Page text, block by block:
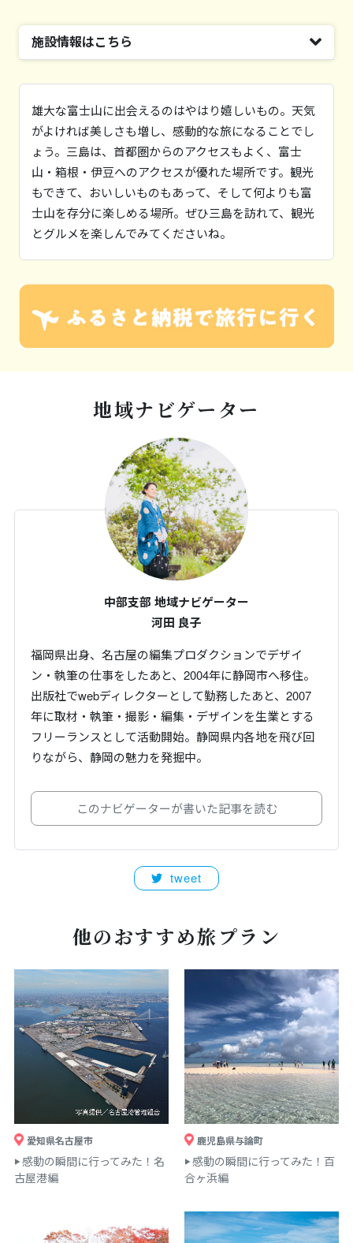
施設情報はこちら
住所
静岡県三島市大社前18-1
電話番号
055-972-3888
営業時間
10:00〜L.O18:00
休業日
火曜
願いいたします。
雄大な富士山に出会えるのはやはり嬉しいもの。天気
がよければ美しさも増し、感動的な旅になることでし
ょう。三島は、首都圏からのアクセスもよく、富士
山・箱根・伊豆へのアクセスが優れた場所です。観光
もできて、おいしいものもあって、そして何よりも富
士山を存分に楽しめる場所。ぜひ三島を訪れて、観光
とグルメを楽しんでみてくださいね。
地域ナビゲーター
中部支部 地域ナビゲーター
河田 良子
福岡県出身、名古屋の編集プロダクションでデザイ
ン・執筆の仕事をしたあと、2004年に静岡市へ移住。
出版社でwebディレクターとして勤務したあと、2007
年に取材・執筆・撮影・編集・デザインを生業とする
フリーランスとして活動開始。静岡県内各地を飛び回
りながら、静岡の魅力を発掘中。
このナビゲーターが書いた記事を読む
tweet
他のおすすめ旅プラン
愛知県名古屋市
感動の瞬間に行ってみた！名
古屋港編
鹿児島県与論町
感動の瞬間に行ってみた！百
合ヶ浜編